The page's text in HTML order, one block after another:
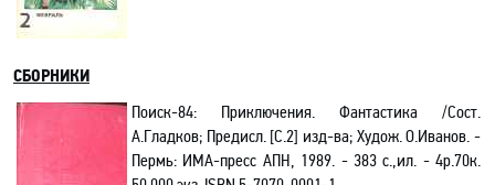
СБОРНИКИ
Поиск-84: Приключения. Фантастика /Сост.
А.Гладков; Предисл. [С.2] изд-ва; Худож. О.Иванов. -
Пермь: ИМА-пресс АПН, 1989. - 383 с.,ил. - 4р.70к.